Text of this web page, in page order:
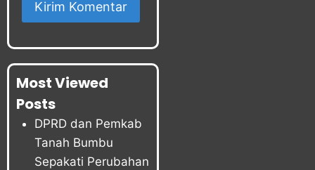
Most Viewed
Posts
DPRD dan Pemkab
Tanah Bumbu
Sepakati Perubahan